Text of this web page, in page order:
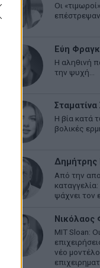
Οι
επέστρεψαν
Εύη
Η αληθινή
την ψυχή…
Η βία κατά
βολικές
Δημήτρης
Από την
ψάχνει τον
Νικόλαος
MIT Sloan:
νέο μοντέλο